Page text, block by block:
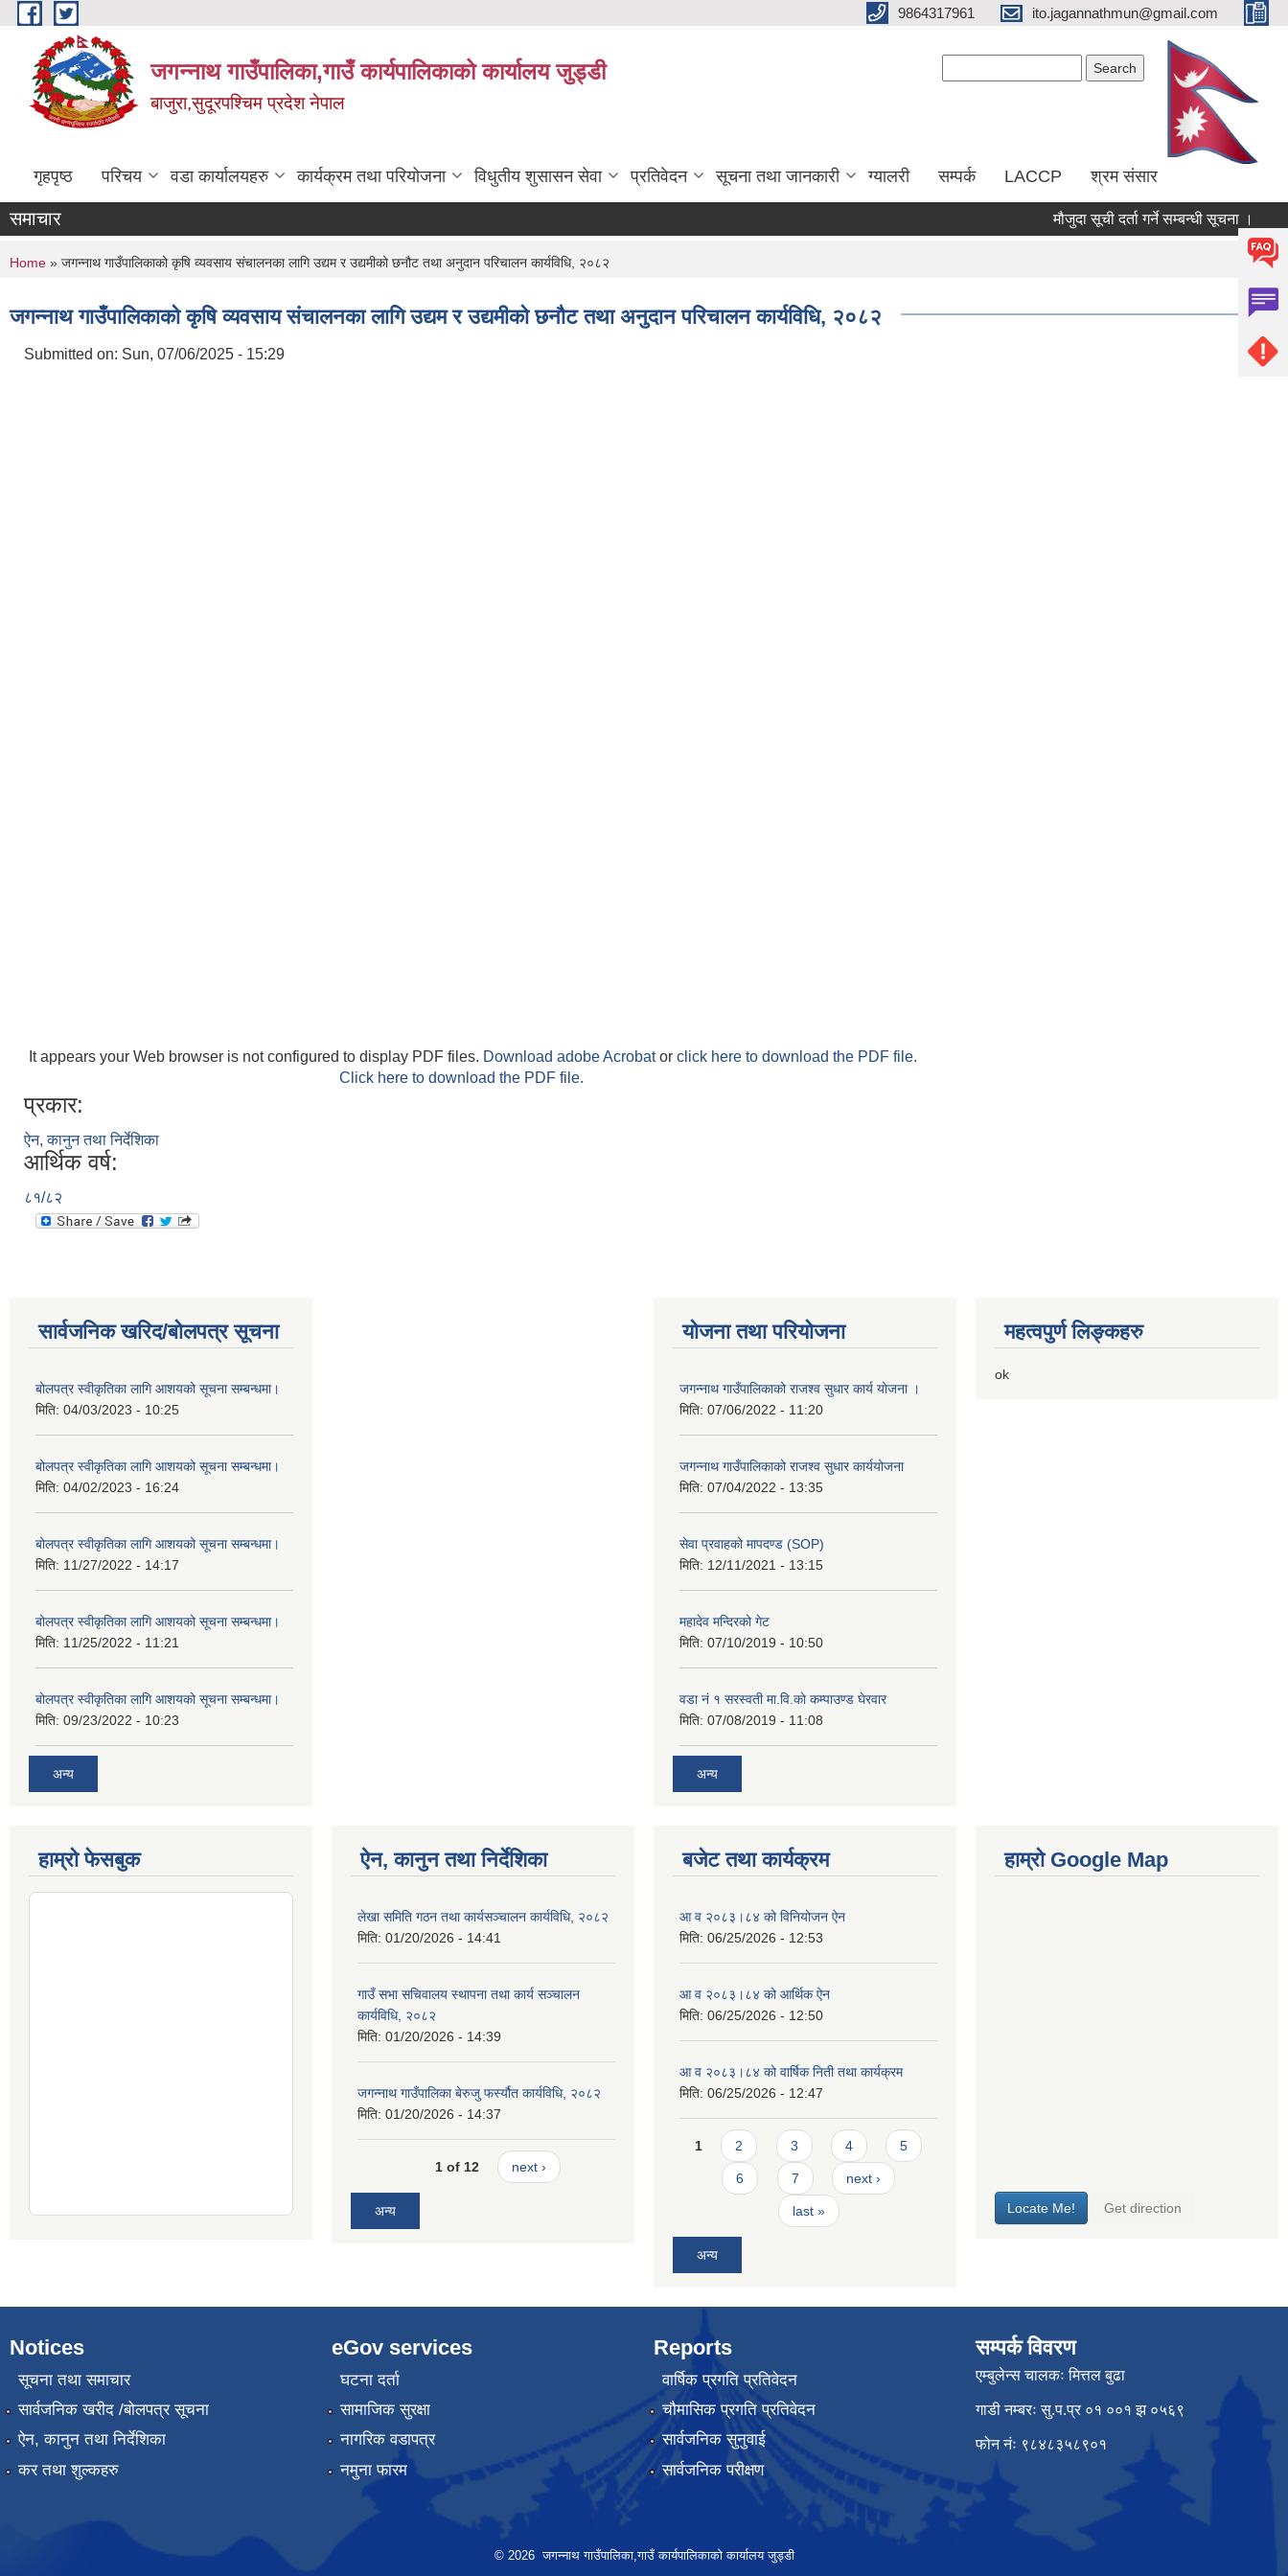
Skip to main content 9864317961 ito.jagannathmun@gmail.com
जगन्नाथ गाउँपालिका,गाउँ कार्यपालिकाको कार्यालय जुड्डी
बाजुरा,सुदूरपश्चिम प्रदेश नेपाल
गृहपृष्ठ परिचय वडा कार्यालयहरु कार्यक्रम तथा परियोजना विधुतीय शुसासन सेवा प्रतिवेदन सूचना तथा जानकारी ग्यालरी सम्पर्क LACCP श्रम संसार
समाचार मौजुदा सूची दर्ता गर्ने सम्बन्धी सूचना ।
You are here
Home » जगन्नाथ गाउँपालिकाको क‍ृषि व्यवसाय संचालनका लागि उद्यम र उद्यमीको छनौट तथा अनुदान परिचालन कार्यविधि, २०८२
जगन्नाथ गाउँपालिकाको क‍ृषि व्यवसाय संचालनका लागि उद्यम र उद्यमीको छनौट तथा अनुदान परिचालन कार्यविधि, २०८२
Submitted on: Sun, 07/06/2025 - 15:29
It appears your Web browser is not configured to display PDF files. Download adobe Acrobator click here to download the PDF file.
Click here to download the PDF file.
प्रकार:
ऐन, कानुन तथा निर्देशिका
आर्थिक वर्ष:
८१/८२
सार्वजनिक खरिद/बोलपत्र सूचना
बोलपत्र स्वीकृतिका लागि आशयको सूचना सम्बन्धमा।
मिति: 04/03/2023 - 10:25
बोलपत्र स्वीकृतिका लागि आशयको सूचना सम्बन्धमा।
मिति: 04/02/2023 - 16:24
बोलपत्र स्वीकृतिका लागि आशयको सूचना सम्बन्धमा।
मिति: 11/27/2022 - 14:17
बोलपत्र स्वीकृतिका लागि आशयको सूचना सम्बन्धमा।
मिति: 11/25/2022 - 11:21
बोलपत्र स्वीकृतिका लागि आशयको सूचना सम्बन्धमा।
मिति: 09/23/2022 - 10:23
अन्य
योजना तथा परियोजना
जगन्नाथ गाउँपालिकाको राजश्व सुधार कार्य योजना ।
मिति: 07/06/2022 - 11:20
जगन्नाथ गाउँपालिकाको राजश्व सुधार कार्ययोजना
मिति: 07/04/2022 - 13:35
सेवा प्रवाहको मापदण्ड (SOP)
मिति: 12/11/2021 - 13:15
महादेव मन्दिरको गेट
मिति: 07/10/2019 - 10:50
वडा नं १ सरस्वती मा.वि.काे कम्पाउण्ड घेरवार
मिति: 07/08/2019 - 11:08
अन्य
महत्वपुर्ण लिङ्कहरु
ok
हाम्रो फेसबुक ऐन, कानुन तथा निर्देशिका
लेखा समिति गठन तथा कार्यसञ्चालन कार्यविधि, २०८२
मिति: 01/20/2026 - 14:41
गाउँ सभा सचिवालय स्थापना तथा कार्य सञ्चालन
कार्यविधि, २०८२
मिति: 01/20/2026 - 14:39
जगन्नाथ गाउँपालिका बेरुजु फर्स्यौत कार्यविधि, २०८२
मिति: 01/20/2026 - 14:37
1 of 12 next ›
अन्य
बजेट तथा कार्यक्रम
आ व २०८३।८४ को विनियोजन ऐन
मिति: 06/25/2026 - 12:53
आ व २०८३।८४ को आर्थिक ऐन
मिति: 06/25/2026 - 12:50
आ व २०८३।८४ को वार्षिक निती तथा कार्यक्रम
मिति: 06/25/2026 - 12:47
Pages
1 2 3 4 5
6 7 next ›
last »
अन्य
हाम्रो Google Map
Notices
सूचना तथा समाचार
सार्वजनिक खरीद /बोलपत्र सूचना
ऐन, कानुन तथा निर्देशिका
कर तथा शुल्कहरु
eGov services
घटना दर्ता
सामाजिक सुरक्षा
नागरिक वडापत्र
नमुना फारम
Reports
वार्षिक प्रगति प्रतिवेदन
चौमासिक प्रगति प्रतिवेदन
सार्वजनिक सुनुवाई
सार्वजनिक परीक्षण
सम्पर्क विवरण
एम्बुलेन्स चालकः मित्तल बुढा
गाडी नम्बरः सु.प.प्र ०१ ००१ झ ०५६९
फोन नंः ९८४८३५८९०१
© 2026 जगन्नाथ गाउँपालिका,गाउँ कार्यपालिकाको कार्यालय जुड्डी